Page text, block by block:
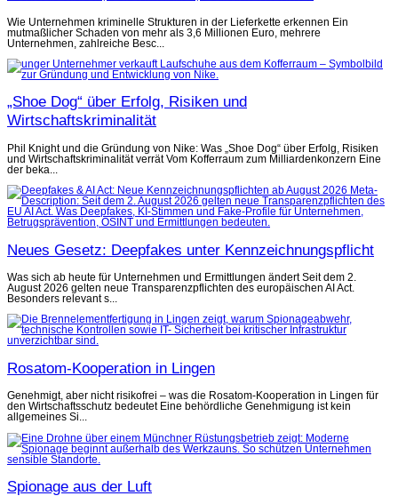
Wie Unternehmen kriminelle Strukturen in der Lieferkette erkennen Ein
mutmaßlicher Schaden von mehr als 3,6 Millionen Euro, mehrere
Unternehmen, zahlreiche Besc...
„Shoe Dog“ über Erfolg, Risiken und
Wirtschaftskriminalität
Phil Knight und die Gründung von Nike: Was „Shoe Dog“ über Erfolg, Risiken
und Wirtschaftskriminalität verrät Vom Kofferraum zum Milliardenkonzern Eine
der beka...
Neues Gesetz: Deepfakes unter Kennzeichnungspflicht
Was sich ab heute für Unternehmen und Ermittlungen ändert Seit dem 2.
August 2026 gelten neue Transparenzpflichten des europäischen AI Act.
Besonders relevant s...
Rosatom-Kooperation in Lingen
Genehmigt, aber nicht risikofrei – was die Rosatom-Kooperation in Lingen für
den Wirtschaftsschutz bedeutet Eine behördliche Genehmigung ist kein
allgemeines Si...
Spionage aus der Luft